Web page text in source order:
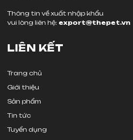
Thông tin về xuất nhập khẩu
vui lòng liên hệ: export@thepet.vn
LIÊN KẾT
Trang chủ
Giới thiệu
Sản phẩm
Tin tức
Tuyển dụng